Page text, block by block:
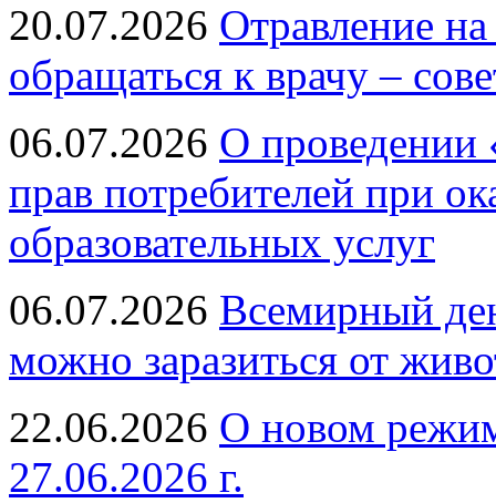
20.07.2026 Отравление
обращаться к врачу –
06.07.2026 О проведении
прав потребителей при
образовательных услуг
06.07.2026 Всемирный
можно заразиться от
22.06.2026 О новом
27.06.2026 г.